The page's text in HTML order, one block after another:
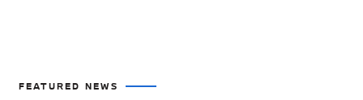
FEATURED NEWS